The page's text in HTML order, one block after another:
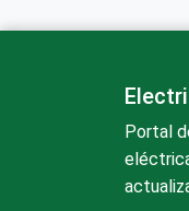
Portal